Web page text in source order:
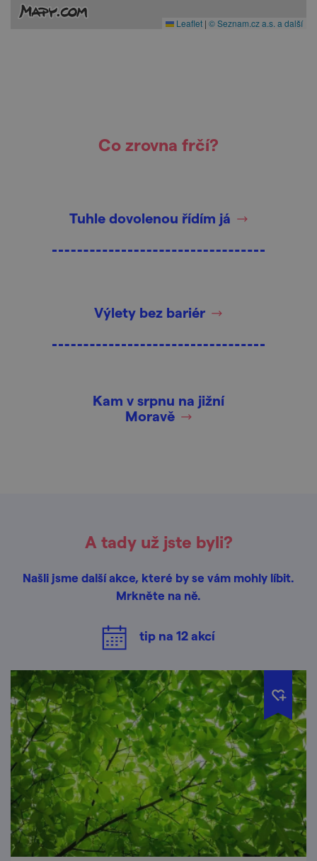
Leaflet | © Seznam.cz a.s. a další
Co zrovna frčí?
Tuhle dovolenou řídím já
Výlety bez bariér
Kam v srpnu na jižní
Moravě
A tady už jste byli?
Našli jsme další akce, které by se vám mohly líbit.
Mrkněte na ně.
tip na 12akcí